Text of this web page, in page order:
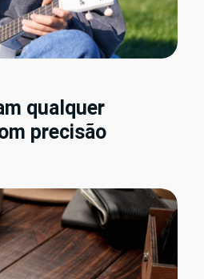
qualquer
precisão